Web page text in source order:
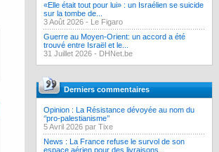
«Elle était tout pour lui» : un Israélien se suicide
sur la tombe de...
3 Août 2026 - Le Figaro
Guerre au Moyen-Orient: un accord a été
trouvé entre Israël et le...
31 Juillet 2026 - DHNet.be
Derniers commentaires
Opinion : La Résistance dévoyée au nom du
‘’pro-palestianisme’’
5 Avril 2026 par Tixe
News : La France refuse le survol de son
espace aérien pour des livraisons...